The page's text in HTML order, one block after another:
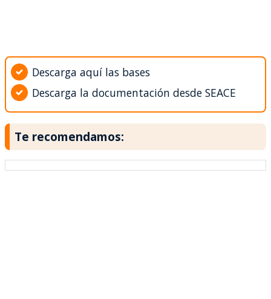
Descarga aquí las bases
Descarga la documentación desde SEACE
Te recomendamos: